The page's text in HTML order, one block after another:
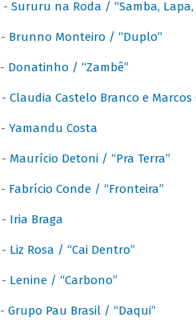
- Sururu na Roda / “Samba, Lapa,
Brunno Monteiro / “Duplo”
Donatinho / “Zambê”
Claudia Castelo Branco e
Yamandu Costa
Maurício Detoni / “Pra Terra”
Fabrício Conde / “Fronteira”
Iria Braga
Liz Rosa / “Cai Dentro”
Lenine / “Carbono”
Grupo Pau Brasil / “Daqui”